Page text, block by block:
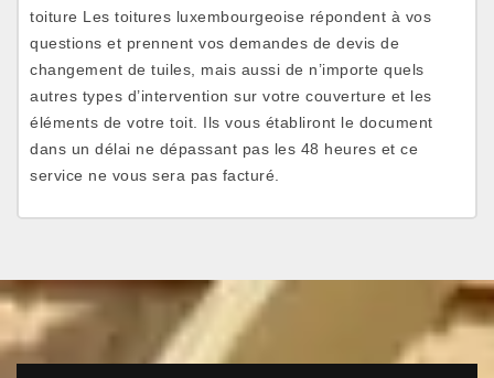
toiture Les toitures luxembourgeoise répondent à vos
questions et prennent vos demandes de devis de
changement de tuiles, mais aussi de n’importe quels
autres types d’intervention sur votre couverture et les
éléments de votre toit. Ils vous établiront le document
dans un délai ne dépassant pas les 48 heures et ce
service ne vous sera pas facturé.